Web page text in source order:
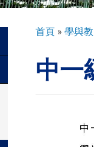
導
連
結
首頁 學與教
中一